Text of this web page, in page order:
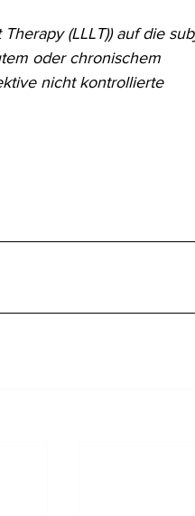
(LLLT)) auf die
oder chronischem
nicht kontrollierte